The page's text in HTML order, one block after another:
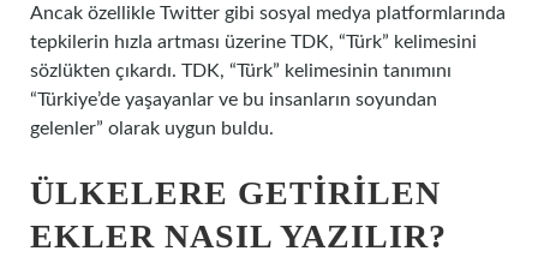
Ancak özellikle Twitter gibi sosyal medya platformlarında
tepkilerin hızla artması üzerine TDK, “Türk” kelimesini
sözlükten çıkardı. TDK, “Türk” kelimesinin tanımını
“Türkiye’de yaşayanlar ve bu insanların soyundan
gelenler” olarak uygun buldu.
ÜLKELERE GETIRILEN
EKLER NASIL YAZILIR?